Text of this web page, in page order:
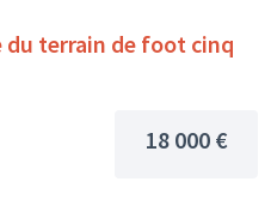
du terrain de foot cinq
18 000 €